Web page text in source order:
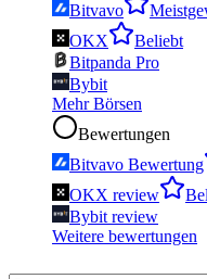
Bitvavo
OKX
Beliebt
Bitpanda Pro
Bybit
Mehr Börsen
Bewertungen
Bitvavo Bewertung
OKX review
Bybit review
Weitere bewertungen